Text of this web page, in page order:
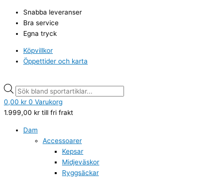
innehåll
Snabba leveranser
Bra service
Egna tryck
Köpvillkor
Öppettider och karta
search
0,00 kr 0 Varukorg
1.999,00 kr till fri frakt
Dam
Accessoarer
Kepsar
Midjeväskor
Ryggsäckar
search
Sport-
Hortensia
mängd